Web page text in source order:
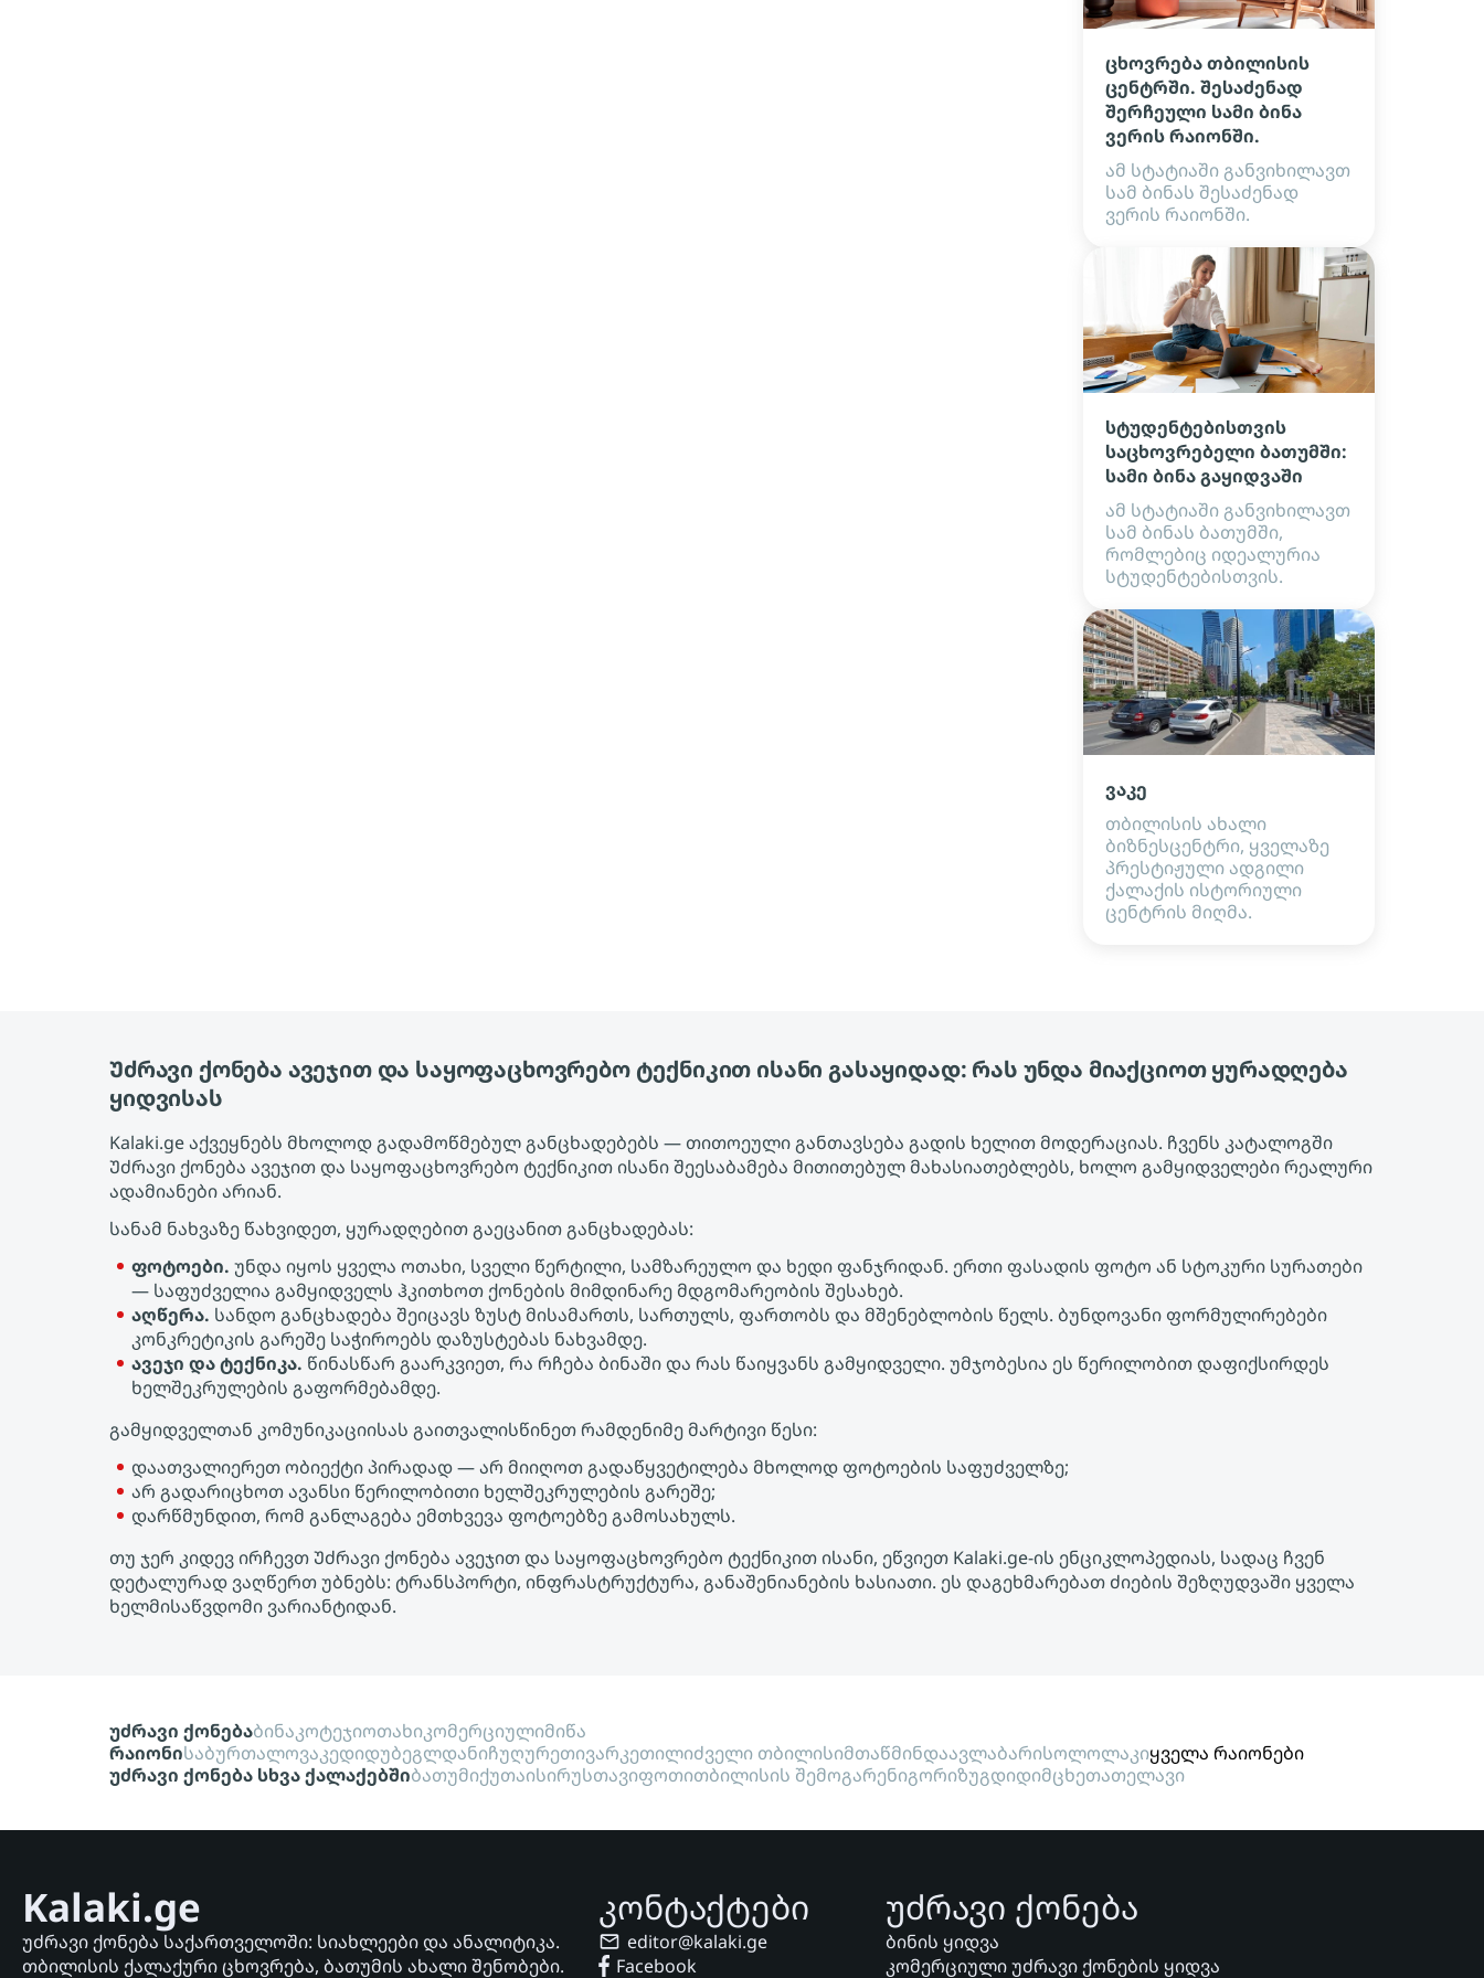
ცხოვრება თბილისის
ცენტრში. შესაძენად
შერჩეული სამი ბინა
ვერის რაიონში.
ამ სტატიაში განვიხილავთ
სამ ბინას შესაძენად
ვერის რაიონში.
სტუდენტებისთვის
საცხოვრებელი ბათუმში:
სამი ბინა გაყიდვაში
ამ სტატიაში განვიხილავთ
სამ ბინას ბათუმში,
რომლებიც იდეალურია
სტუდენტებისთვის.
ვაკე
თბილისის ახალი
ბიზნესცენტრი, ყველაზე
პრესტიჟული ადგილი
ქალაქის ისტორიული
ცენტრის მიღმა.
Უძრავი ქონება ავეჯით და საყოფაცხოვრებო ტექნიკით ისანი გასაყიდად: რას უნდა მიაქციოთ ყურადღება
ყიდვისას
Kalaki.ge აქვეყნებს მხოლოდ გადამოწმებულ განცხადებებს — თითოეული განთავსება გადის ხელით მოდერაციას. ჩვენს კატალოგში
Უძრავი ქონება ავეჯით და საყოფაცხოვრებო ტექნიკით ისანი შეესაბამება მითითებულ მახასიათებლებს, ხოლო გამყიდველები რეალური
ადამიანები არიან.
სანამ ნახვაზე წახვიდეთ, ყურადღებით გაეცანით განცხადებას:
ფოტოები. უნდა იყოს ყველა ოთახი, სველი წერტილი, სამზარეულო და ხედი ფანჯრიდან. ერთი ფასადის ფოტო ან სტოკური სურათები
— საფუძველია გამყიდველს ჰკითხოთ ქონების მიმდინარე მდგომარეობის შესახებ.
აღწერა. სანდო განცხადება შეიცავს ზუსტ მისამართს, სართულს, ფართობს და მშენებლობის წელს. ბუნდოვანი ფორმულირებები
კონკრეტიკის გარეშე საჭიროებს დაზუსტებას ნახვამდე.
ავეჯი და ტექნიკა. წინასწარ გაარკვიეთ, რა რჩება ბინაში და რას წაიყვანს გამყიდველი. უმჯობესია ეს წერილობით დაფიქსირდეს
ხელშეკრულების გაფორმებამდე.
გამყიდველთან კომუნიკაციისას გაითვალისწინეთ რამდენიმე მარტივი წესი:
დაათვალიერეთ ობიექტი პირადად — არ მიიღოთ გადაწყვეტილება მხოლოდ ფოტოების საფუძველზე;
არ გადარიცხოთ ავანსი წერილობითი ხელშეკრულების გარეშე;
დარწმუნდით, რომ განლაგება ემთხვევა ფოტოებზე გამოსახულს.
თუ ჯერ კიდევ ირჩევთ Უძრავი ქონება ავეჯით და საყოფაცხოვრებო ტექნიკით ისანი, ეწვიეთ Kalaki.ge-ის ენციკლოპედიას, სადაც ჩვენ
დეტალურად ვაღწერთ უბნებს: ტრანსპორტი, ინფრასტრუქტურა, განაშენიანების ხასიათი. ეს დაგეხმარებათ ძიების შეზღუდვაში ყველა
ხელმისაწვდომი ვარიანტიდან.
უძრავი ქონებაბინაკოტეჯიოთახიკომერციულიმიწა
რაიონისაბურთალოვაკედიდუბეგლდანიჩუღურეთივარკეთილიძველი თბილისიმთაწმინდაავლაბარისოლოლაკიყველა რაიონები
უძრავი ქონება სხვა ქალაქებშიბათუმიქუთაისირუსთავიფოთითბილისის შემოგარენიგორიზუგდიდიმცხეთათელავი
Kalaki.ge
უძრავი ქონება საქართველოში: სიახლეები და ანალიტიკა.
თბილისის ქალაქური ცხოვრება, ბათუმის ახალი შენობები.
კონტაქტები
editor@kalaki.ge
Facebook
უძრავი ქონება
ბინის ყიდვა
კომერციული უძრავი ქონების ყიდვა